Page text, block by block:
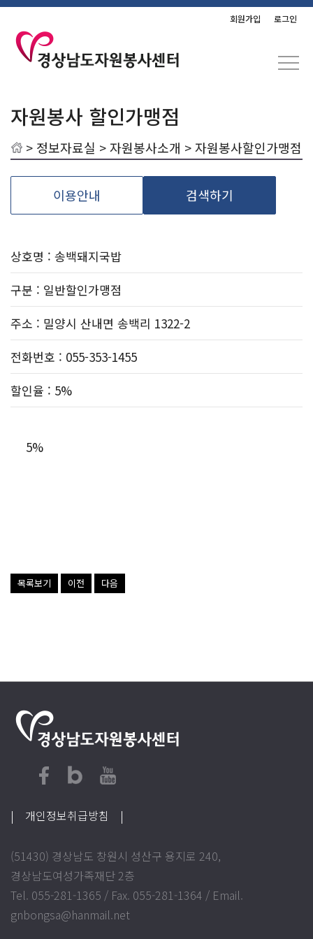
회원가입 로그인
자원봉사 할인가맹점
> 정보자료실 >자원봉사소개 > 자원봉사할인가맹점
이용안내 검색하기
상호명 : 송백돼지국밥
구분 : 일반할인가맹점
주소 : 밀양시 산내면 송백리 1322-2
전화번호 : 055-353-1455
할인율 : 5%
5%
목록보기 이전 다음
| 개인정보취급방침 |
(51430) 경상남도 창원시 성산구 용지로 240,
경상남도여성가족재단 2층
Tel. 055-281-1365 / Fax. 055-281-1364 / Email.
gnbongsa@hanmail.net